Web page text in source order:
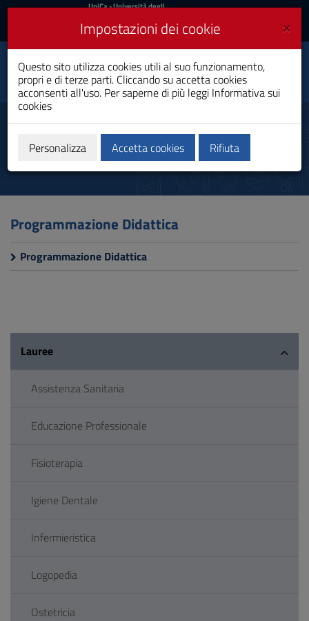
Vai
al
navigazione
sito
al
UniCa
Accedi
UniCa- Università degli
Accedi UniCA News
Toggle
navigation
Dipartimento di Scienze
Chirurgiche
Tecnica di Radiologia Medica,
per Immagini e Radioterapia
Programmazione Didattica
Programmazione Didattica
Lauree
Assistenza Sanitaria
Educazione Professionale
Fisioterapia
Igiene Dentale
Infermieristica
Logopedia
Ostetricia
×
Impostazioni dei cookie
Questo sito utilizza cookies utili al suo funzionamento,
propri e di terze parti. Cliccando su accetta cookies
acconsenti all'uso. Per saperne di più leggi Informativa sui
cookies
Personalizza Accetta cookies Rifiuta